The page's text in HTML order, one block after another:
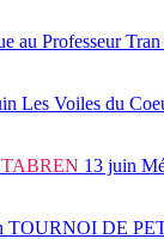
au Professeur
Les Voiles du
13 juin
TOURNOI DE